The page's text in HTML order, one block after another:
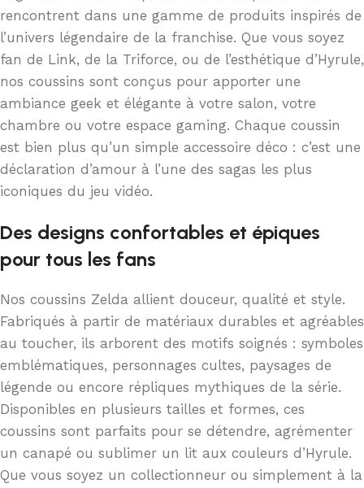
rencontrent dans une gamme de produits inspirés de
l’univers légendaire de la franchise. Que vous soyez
fan de Link, de la Triforce, ou de l’esthétique d’Hyrule,
nos coussins sont conçus pour apporter une
ambiance geek et élégante à votre salon, votre
chambre ou votre espace gaming. Chaque coussin
est bien plus qu’un simple accessoire déco : c’est une
déclaration d’amour à l’une des sagas les plus
iconiques du jeu vidéo.
Des designs confortables et épiques
pour tous les fans
Nos coussins Zelda allient douceur, qualité et style.
Fabriqués à partir de matériaux durables et agréables
au toucher, ils arborent des motifs soignés : symboles
emblématiques, personnages cultes, paysages de
légende ou encore répliques mythiques de la série.
Disponibles en plusieurs tailles et formes, ces
coussins sont parfaits pour se détendre, agrémenter
un canapé ou sublimer un lit aux couleurs d’Hyrule.
Que vous soyez un collectionneur ou simplement à la